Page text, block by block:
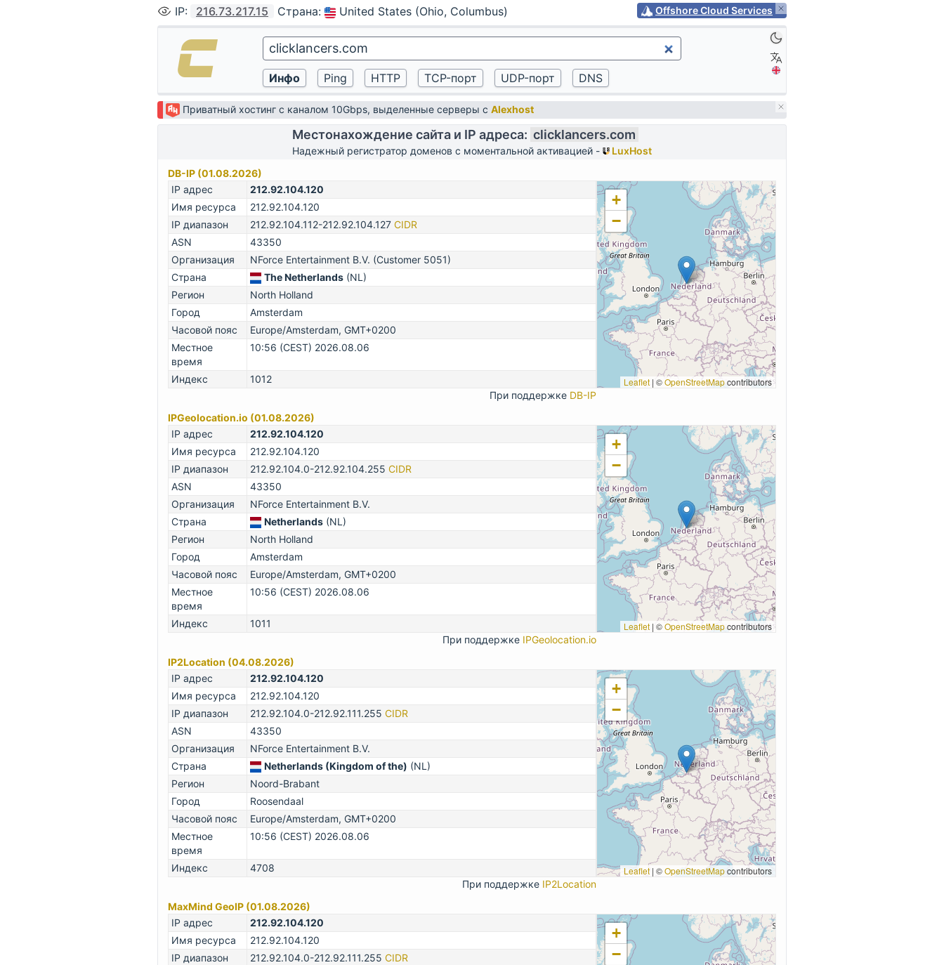
IP: 216.73.217.15 Страна: United States (Ohio, Columbus) Offshore Cloud Services
Приватный хостинг с каналом 10Gbps, выделенные серверы с Alexhost
Местонахождение сайта и IP адреса: clicklancers.com
Надежный регистратор доменов с моментальной активацией -
LuxHost
DB-IP (01.08.2026)
IP адрес
212.92.104.120
Имя ресурса
212.92.104.120
IP диапазон
212.92.104.112-212.92.104.127 CIDR
ASN
43350
Организация
NForce Entertainment B.V. (Customer 5051)
Страна
The Netherlands (NL)
Регион
North Holland
Город
Amsterdam
Часовой пояс
Europe/Amsterdam, GMT+0200
Местное
время
10:56 (CEST) 2026.08.06
Индекс
1012
При поддержке DB-IP
+
−
Leaflet | ©OpenStreetMapcontributors
IPGeolocation.io (01.08.2026)
IP адрес
212.92.104.120
Имя ресурса
212.92.104.120
IP диапазон
212.92.104.0-212.92.104.255 CIDR
ASN
43350
Организация
NForce Entertainment B.V.
Страна
Netherlands (NL)
Регион
North Holland
Город
Amsterdam
Часовой пояс
Europe/Amsterdam, GMT+0200
Местное
время
10:56 (CEST) 2026.08.06
Индекс
1011
При поддержке IPGeolocation.io
+
−
Leaflet | ©OpenStreetMapcontributors
IP2Location (04.08.2026)
IP адрес
212.92.104.120
Имя ресурса
212.92.104.120
IP диапазон
212.92.104.0-212.92.111.255 CIDR
ASN
43350
Организация
NForce Entertainment B.V.
Страна
Netherlands (Kingdom of the) (NL)
Регион
Noord-Brabant
Город
Roosendaal
Часовой пояс
Europe/Amsterdam, GMT+0200
Местное
время
10:56 (CEST) 2026.08.06
Индекс
4708
При поддержке IP2Location
+
−
Leaflet | ©OpenStreetMapcontributors
MaxMind GeoIP (01.08.2026)
IP адрес
212.92.104.120
Имя ресурса
212.92.104.120
IP диапазон
212.92.104.0-212.92.111.255 CIDR
+
−